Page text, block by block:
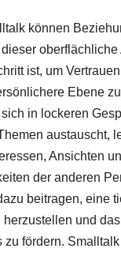
können
oberflächliche
ist, um
Ebene
sich in lockeren
austauscht,
Ansichten
der anderen
beitragen, eine
herzustellen und
zu fördern.